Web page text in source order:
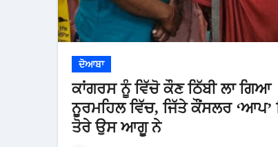
ਦੋਆਬਾ
ਕਾਂਗਰਸ ਨੂੰ ਵਿੱਚੋ ਕੌਣ ਠਿੱਬੀ ਲਾ ਗਿਆ
ਨੂਰਮਹਿਲ ਵਿੱਚ, ਜਿੱਤੇ ਕੌਂਸਲਰ ‘ਆਪ’
ਤੋਰੇ ਉਸ ਆਗੂ ਨੇ